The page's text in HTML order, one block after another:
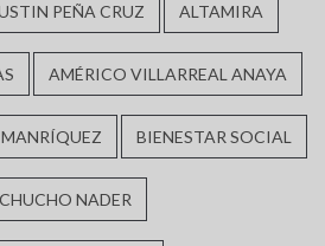
PEÑA CRUZ ALTAMIRA
AMÉRICO VILLARREAL ANAYA
BIENESTAR SOCIAL
CHUCHO NADER